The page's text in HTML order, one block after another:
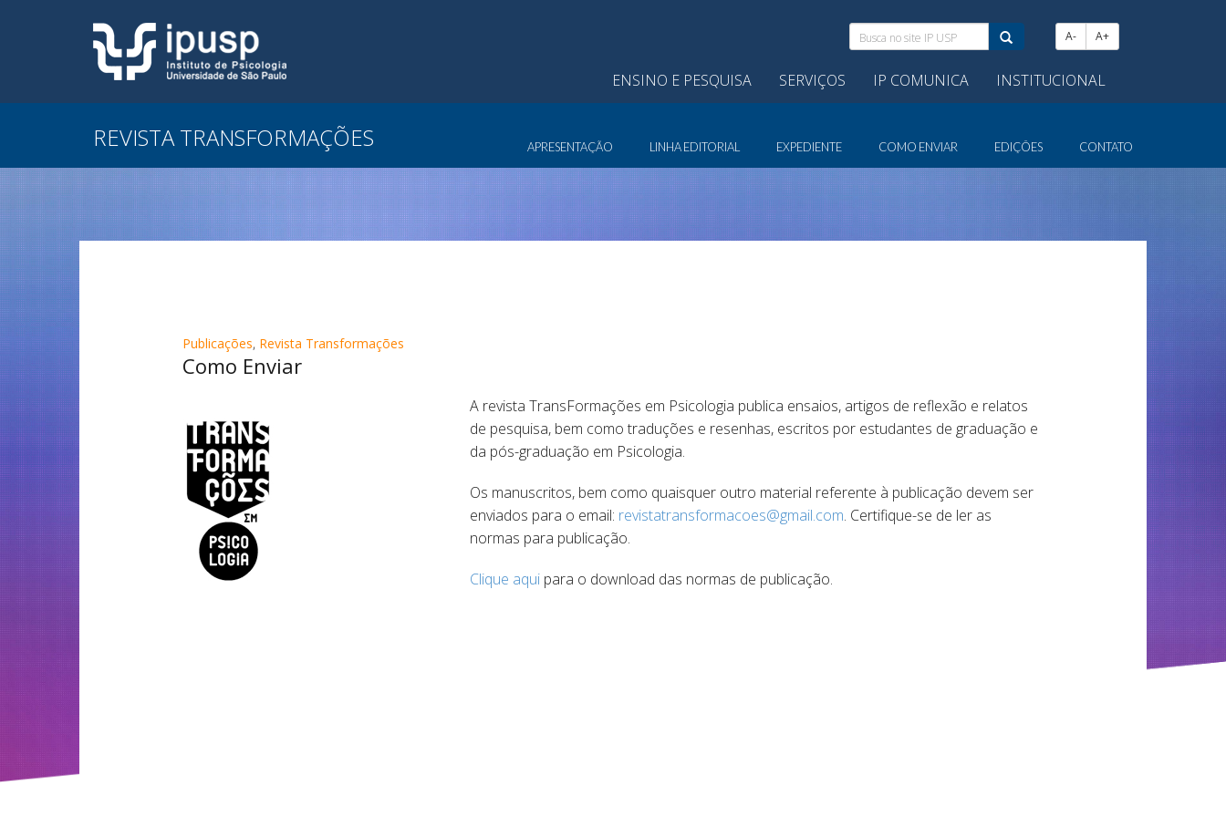
Busca
no
site
IP
A- A+
ENSINO E PESQUISA SERVIÇOS IP COMUNICA INSTITUCIONAL
REVISTA TRANSFORMAÇÕES APRESENTAÇÃO LINHA EDITORIAL EXPEDIENTE COMO ENVIAR EDIÇÕES CONTATO
Publicações, Revista Transformações
Como Enviar
A revista TransFormações em Psicologia publica ensaios, artigos de reflexão e relatos
de pesquisa, bem como traduções e resenhas, escritos por estudantes de graduação e
da pós-graduação em Psicologia.
Os manuscritos, bem como quaisquer outro material referente à publicação devem ser
enviados para o email: revistatransformacoes@gmail.com. Certifique-se de ler as
normas para publicação.
Clique aquipara o download das normas de publicação.